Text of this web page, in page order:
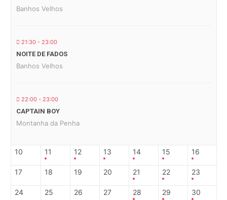
Banhos Velhos
21:30 - 23:00
NOITE DE FADOS
Banhos Velhos
22:00 - 23:00
CAPTAIN BOY
Montanha da Penha
10 11 12 13 14 15 16
17 18 19 20 21 22 23
24 25 26 27 28 29 30